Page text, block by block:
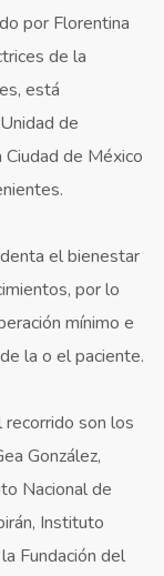
por Florentina
de la
está
de
de México
el bienestar
por lo
mínimo e
la o el paciente.
son los
González,
Nacional de
Instituto
Fundación del